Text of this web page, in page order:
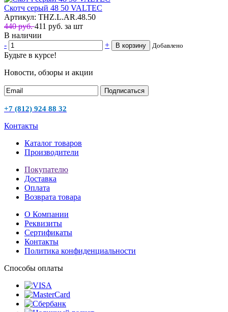
Скотч серый 48 50 VALTEC
Артикул: THZ.L.AR.48.50
440 руб.411 руб. за шт
В наличии
-
+ В корзину Добавлено
Будьте в курсе!
Новости, обзоры и акции
Подписаться
+7 (812) 924 88 32
Контакты
Каталог товаров
Производители
Покупателю
Доставка
Оплата
Возврата товара
О Компании
Реквизиты
Сертификаты
Контакты
Политика конфиденциальности
Способы оплаты